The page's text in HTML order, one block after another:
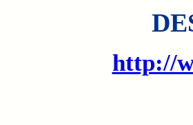
http://